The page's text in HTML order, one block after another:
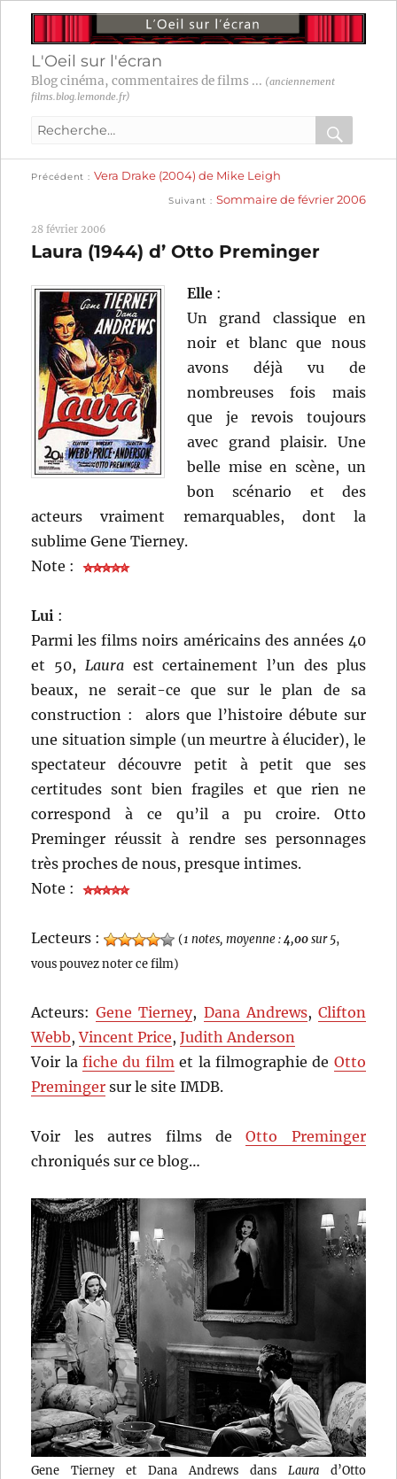
L'Oeil sur l'écran
Blog cinéma, commentaires de films ... (anciennement
films.blog.lemonde.fr)
Recherche
:
OK
Navigation
l’article
Précédent
précédente :
Vera Drake (2004) de Mike Leigh
Suivant
suivante :
Sommaire de février 2006
28 février 2006
Laura (1944) d’ Otto Preminger
Elle :
Un grand classique en
noir et blanc que nous
avons déjà vu de
nombreuses fois mais
que je revois toujours
avec grand plaisir. Une
belle mise en scène, un
bon scénario et des
acteurs vraiment remarquables, dont la
sublime Gene Tierney.
Note :
Lui :
Parmi les films noirs américains des années 40
et 50, Lauraest certainement l’un des plus
beaux, ne serait-ce que sur le plan de sa
construction : alors que l’histoire débute sur
une situation simple (un meurtre à élucider), le
spectateur découvre petit à petit que ses
certitudes sont bien fragiles et que rien ne
correspond à ce qu’il a pu croire. Otto
Preminger réussit à rendre ses personnages
très proches de nous, presque intimes.
Note :
Lecteurs : (1 notes, moyenne :4,00sur 5,
vous pouvez noter ce film)
Acteurs:Gene Tierney, Dana Andrews, Clifton
Webb,Vincent Price,Judith Anderson
Voir lafiche du filmet la filmographie de Otto
Preminger sur le site IMDB.
Voir les autres films deOtto Preminger
chroniqués sur ce blog…
Gene Tierney et Dana Andrews dans Laura d’Otto